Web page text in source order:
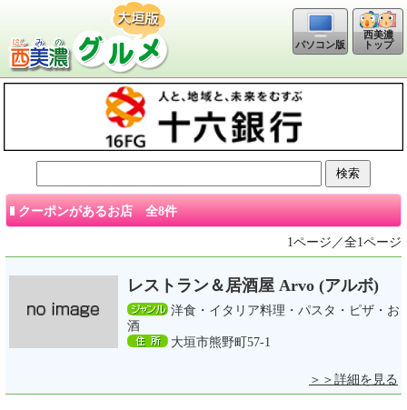
西美濃
トップ
パソコン版
クーポンがあるお店 全8件
1ページ／全1ページ
レストラン＆居酒屋 Arvo (アルボ)
洋食・イタリア料理・パスタ・ピザ・お
酒
大垣市熊野町57-1
＞＞詳細を見る